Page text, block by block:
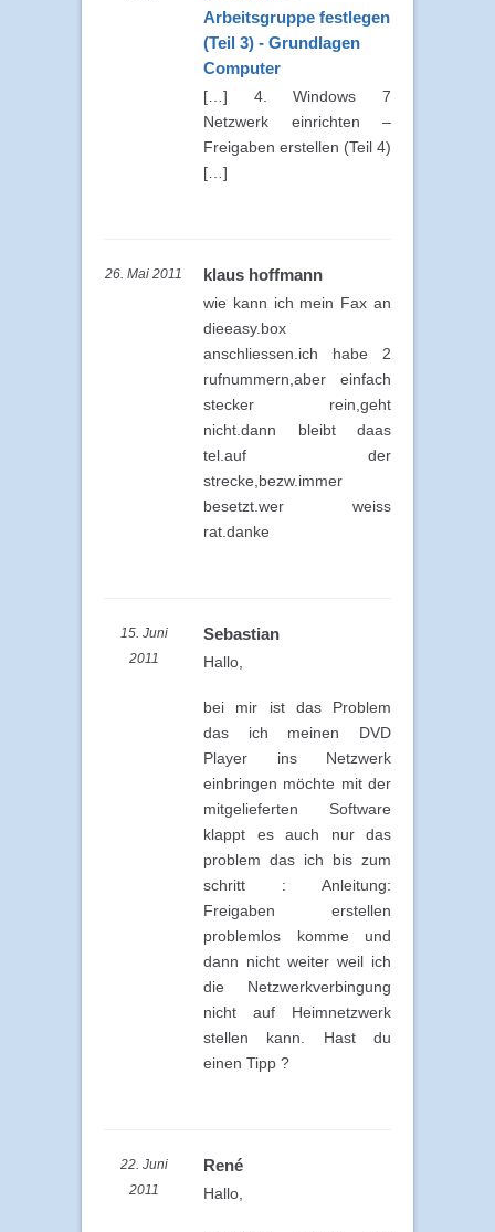
Arbeitsgruppe festlegen
(Teil 3) - Grundlagen
Computer
[…] 4. Windows 7
Netzwerk einrichten –
Freigaben erstellen (Teil 4)
[…]
26. Mai 2011 klaus hoffmann
wie kann ich mein Fax an
dieeasy.box
anschliessen.ich habe 2
rufnummern,aber einfach
stecker rein,geht
nicht.dann bleibt daas
tel.auf der
strecke,bezw.immer
besetzt.wer weiss
rat.danke
15. Juni
2011
Sebastian
Hallo,
bei mir ist das Problem
das ich meinen DVD
Player ins Netzwerk
einbringen möchte mit der
mitgelieferten Software
klappt es auch nur das
problem das ich bis zum
schritt : Anleitung:
Freigaben erstellen
problemlos komme und
dann nicht weiter weil ich
die Netzwerkverbingung
nicht auf Heimnetzwerk
stellen kann. Hast du
einen Tipp ?
22. Juni
2011
René
Hallo,